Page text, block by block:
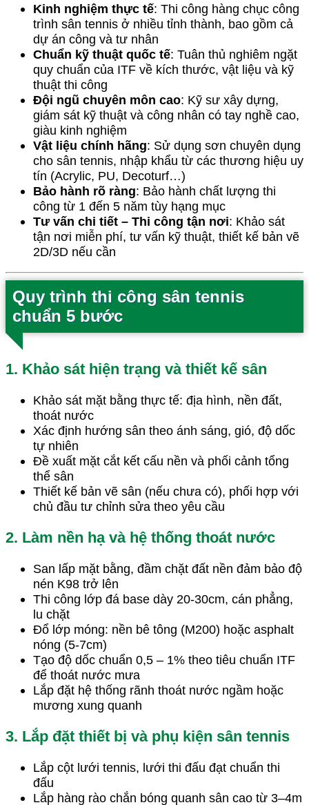
Kinh nghiệm thực tế: Thi công hàng chục công
trình sân tennis ở nhiều tỉnh thành, bao gồm cả
dự án công và tư nhân
Chuẩn kỹ thuật quốc tế: Tuân thủ nghiêm ngặt
quy chuẩn của ITF về kích thước, vật liệu và kỹ
thuật thi công
Đội ngũ chuyên môn cao: Kỹ sư xây dựng,
giám sát kỹ thuật và công nhân có tay nghề cao,
giàu kinh nghiệm
Vật liệu chính hãng: Sử dụng sơn chuyên dụng
cho sân tennis, nhập khẩu từ các thương hiệu uy
tín (Acrylic, PU, Decoturf…)
Bảo hành rõ ràng: Bảo hành chất lượng thi
công từ 1 đến 5 năm tùy hạng mục
Tư vấn chi tiết – Thi công tận nơi: Khảo sát
tận nơi miễn phí, tư vấn kỹ thuật, thiết kế bản vẽ
2D/3D nếu cần
Quy trình thi công sân tennis
chuẩn 5 bước
1. Khảo sát hiện trạng và thiết kế sân
Khảo sát mặt bằng thực tế: địa hình, nền đất,
thoát nước
Xác định hướng sân theo ánh sáng, gió, độ dốc
tự nhiên
Đề xuất mặt cắt kết cấu nền và phối cảnh tổng
thể sân
Thiết kế bản vẽ sân (nếu chưa có), phối hợp với
chủ đầu tư chỉnh sửa theo yêu cầu
2. Làm nền hạ và hệ thống thoát nước
San lấp mặt bằng, đầm chặt đất nền đảm bảo độ
nén K98 trở lên
Thi công lớp đá base dày 20-30cm, cán phẳng,
lu chặt
Đổ lớp móng: nền bê tông (M200) hoặc asphalt
nóng (5-7cm)
Tạo độ dốc chuẩn 0,5 – 1% theo tiêu chuẩn ITF
để thoát nước mưa
Lắp đặt hệ thống rãnh thoát nước ngầm hoặc
mương xung quanh
3. Lắp đặt thiết bị và phụ kiện sân tennis
Lắp cột lưới tennis, lưới thi đấu đạt chuẩn thi
đấu
Lắp hàng rào chắn bóng quanh sân cao từ 3–4m